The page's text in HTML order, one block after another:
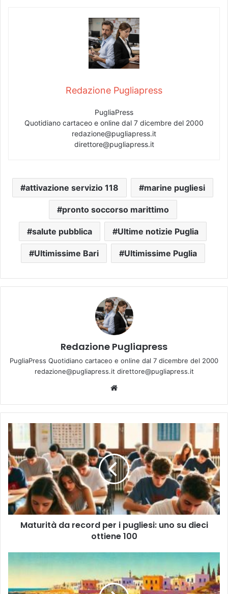
Redazione Pugliapress
PugliaPress
Quotidiano cartaceo e online dal 7 dicembre del 2000
redazione@pugliapress.it
direttore@pugliapress.it
attivazione servizio 118 marine pugliesi
pronto soccorso marittimo
salute pubblica Ultime notizie Puglia
Ultimissime Bari Ultimissime Puglia
Redazione Pugliapress
PugliaPress Quotidiano cartaceo e online dal 7 dicembre del 2000
redazione@pugliapress.it direttore@pugliapress.it
Maturità
da
record
per
i
pugliesi:
uno
su
dieci
ottieneMaturità da record per i pugliesi: uno su dieci
ottiene 100
Federconsumatori:
"In
portare